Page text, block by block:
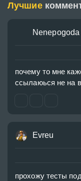
Лучшие
Evreu
прохожу тесты
Nenepogoda
почему то мне
ссылаюься не на